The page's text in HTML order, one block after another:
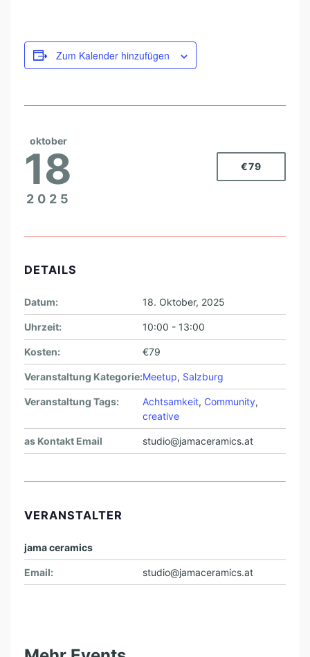
Zum Kalender hinzufügen
oktober
18
2025
€79
DETAILS
Datum: 18. Oktober, 2025
Uhrzeit: 10:00 - 13:00
Kosten: €79
Veranstaltung Kategorie:Meetup, Salzburg
Veranstaltung Tags: Achtsamkeit, Community,
creative
as Kontakt Email studio@jamaceramics.at
VERANSTALTER
jama ceramics
Email: studio@jamaceramics.at